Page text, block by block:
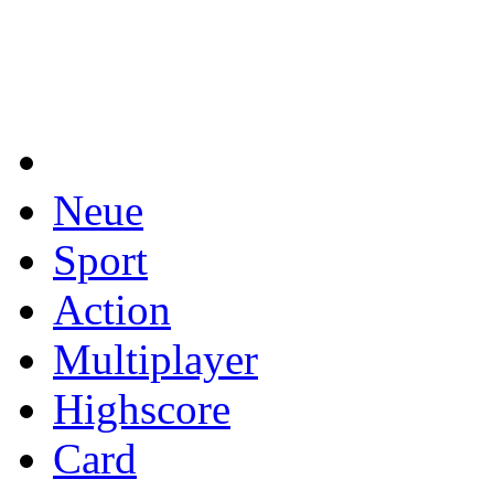
Neue
Sport
Action
Multiplayer
Highscore
Card